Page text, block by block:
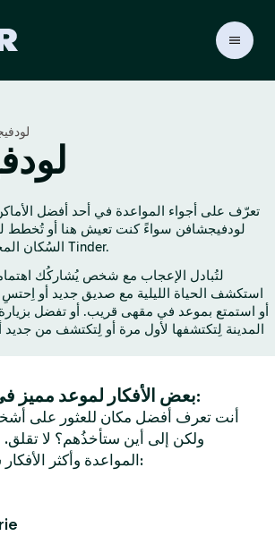
ة
ل
ئ
ي
س
ة
ل
ـ
T
d
e
r
تعرّف على أجواء المواعدة في أحد أفضل
لودفيجشافن سواءً كنت تعيش هنا أو تُخطط
السُكان المحليين بالقرب منك على Tinder.
استكشف الحياة الليلية مع صديق جديد أو
أو استمتع بموعد في مقهى قريب. أو تفضل
المدينة لِتكتشفها لأول مرة أو لِتكتشف من
بعض الأفكار لموعد مميز في لودفيجشافن:
أنت تعرف أفضل مكان للعثور على
ولكن إلى أين ستأخذُهم؟ لا
المواعدة وأكثر الأفكار شعبية في المدينة: